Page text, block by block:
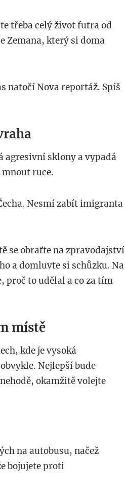
třeba celý život futra od
Zemana, který si doma
natočí Nova reportáž. Spíš
agresivní sklony a vypadá
mnout ruce.
Nesmí zabít imigranta
se obraťte na zpravodajství
a domluvte si schůzku. Na
proč to udělal a co za tím
místě
kde je vysoká
Nejlepší bude
okamžitě volejte
na autobusu, načež
bojujete proti